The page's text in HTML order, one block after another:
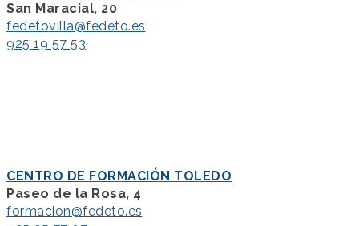
San Maracial, 20
fedetovilla@fedeto.es
925 19 57 53
CENTRO DE FORMACIÓN TOLEDO
Paseo de la Rosa, 4
formacion@fedeto.es